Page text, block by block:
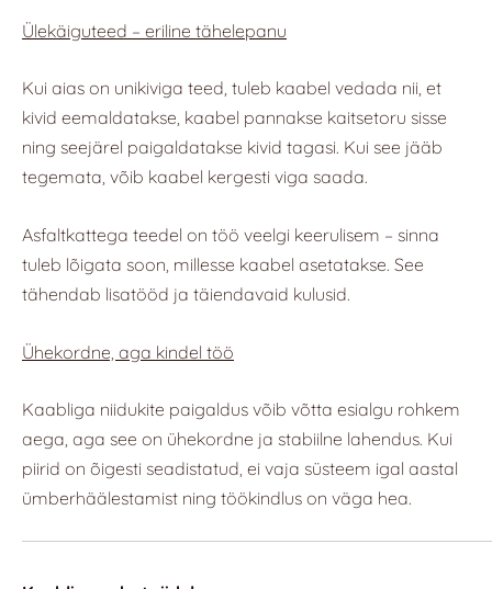
Ülekäiguteed – eriline tähelepanu
Kui aias on unikiviga teed, tuleb kaabel vedada nii, et
kivid eemaldatakse, kaabel pannakse kaitsetoru sisse
ning seejärel paigaldatakse kivid tagasi. Kui see jääb
tegemata, võib kaabel kergesti viga saada.
Asfaltkattega teedel on töö veelgi keerulisem – sinna
tuleb lõigata soon, millesse kaabel asetatakse. See
tähendab lisatööd ja täiendavaid kulusid.
Ühekordne, aga kindel töö
Kaabliga niidukite paigaldus võib võtta esialgu rohkem
aega, aga see on ühekordne ja stabiilne lahendus. Kui
piirid on õigesti seadistatud, ei vaja süsteem igal aastal
ümberhäälestamist ning töökindlus on väga hea.